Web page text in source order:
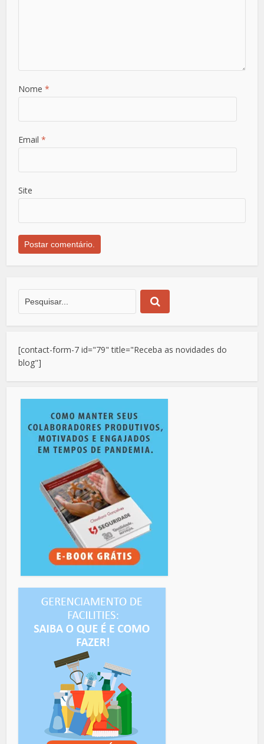
Nome *
Email *
Site
[contact-form-7 id="79" title="Receba as novidades do
blog"]